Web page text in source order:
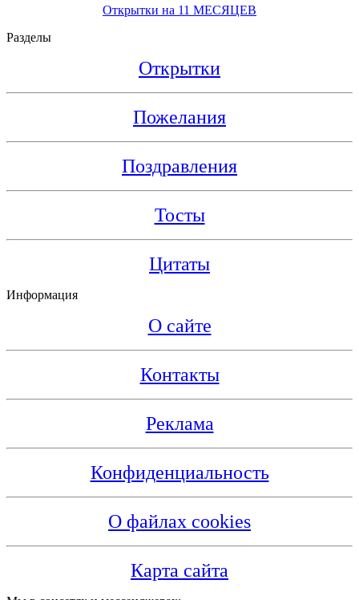
Открытки на 11 МЕСЯЦЕВ
Разделы
Открытки
Пожелания
Поздравления
Тосты
Цитаты
Информация
О сайте
Контакты
Реклама
Конфиденциальность
О файлах cookies
Карта сайта